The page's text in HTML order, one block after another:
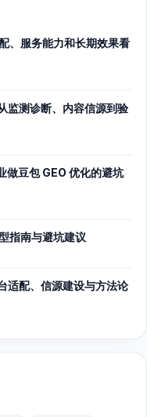
、服务能力和长期效果看
监测诊断、内容信源到验
豆包 GEO 优化的避坑
指南与避坑建议
适配、信源建设与方法论